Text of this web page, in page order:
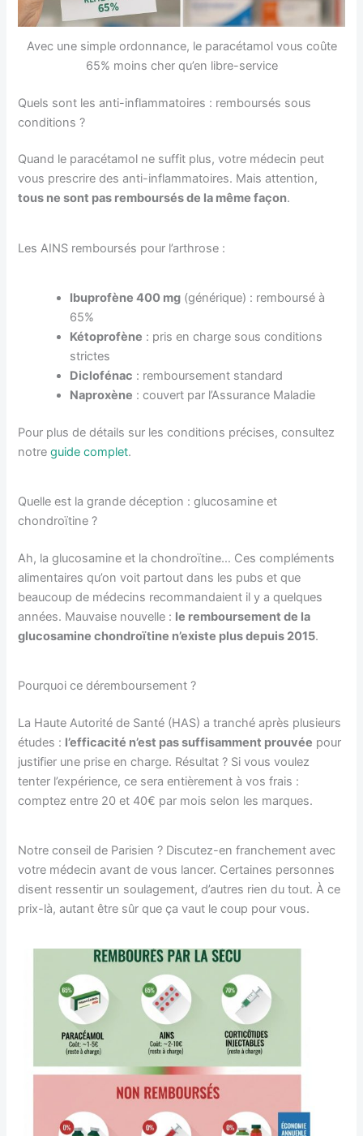
Avec une simple ordonnance, le paracétamol vous coûte
65% moins cher qu’en libre-service
Quels sont les anti-inflammatoires : remboursés sous
conditions ?
Quand le paracétamol ne suffit plus, votre médecin peut
vous prescrire des anti-inflammatoires. Mais attention,
tous ne sont pas remboursés de la même façon.
Les AINS remboursés pour l’arthrose :
Ibuprofène 400 mg (générique) : remboursé à
65%
Kétoprofène : pris en charge sous conditions
strictes
Diclofénac : remboursement standard
Naproxène : couvert par l’Assurance Maladie
Pour plus de détails sur les conditions précises, consultez
notreguide complet.
Quelle est la grande déception : glucosamine et
chondroïtine ?
Ah, la glucosamine et la chondroïtine… Ces compléments
alimentaires qu’on voit partout dans les pubs et que
beaucoup de médecins recommandaient il y a quelques
années. Mauvaise nouvelle : le remboursement de la
glucosamine chondroïtine n’existe plus depuis 2015.
Pourquoi ce déremboursement ?
La Haute Autorité de Santé (HAS) a tranché après plusieurs
études : l’efficacité n’est pas suffisamment prouvée pour
justifier une prise en charge. Résultat ? Si vous voulez
tenter l’expérience, ce sera entièrement à vos frais :
comptez entre 20 et 40€ par mois selon les marques.
Notre conseil de Parisien ? Discutez-en franchement avec
votre médecin avant de vous lancer. Certaines personnes
disent ressentir un soulagement, d’autres rien du tout. À ce
prix-là, autant être sûr que ça vaut le coup pour vous.